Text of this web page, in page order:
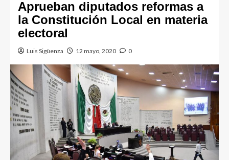
Aprueban diputados reformas a
la Constitución Local en materia
electoral
Luis Sigüenza 12 mayo, 2020 0